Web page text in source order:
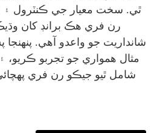
ٿي. سخت معيار جي ڪنٽرول
رن فري هڪ برانڊ کان
شانداريت جو واعدو آهي. پنهنجا
مثال همواري جو تجربو ڪريو،
شامل ٿيو جيڪو رن فري